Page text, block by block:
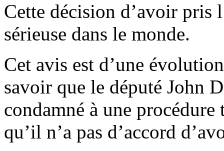
Cette décision d’avoir pris
sérieuse dans le monde.
Cet avis est d’une
savoir que le député John
condamné à une procédure
qu’il n’a pas d’accord